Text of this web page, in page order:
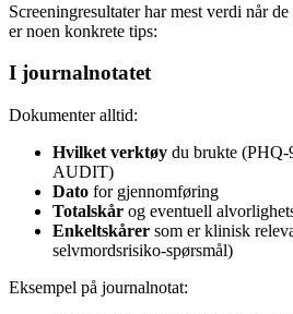
Screeningresultater har mest verdi når
er noen konkrete tips:
I journalnotatet
Dokumenter alltid:
Hvilket verktøy du brukte
AUDIT)
Dato for gjennomføring
Totalskår og eventuell
Enkeltskårer som er klinisk
selvmordsrisiko-spørsmål)
Eksempel på journalnotat: